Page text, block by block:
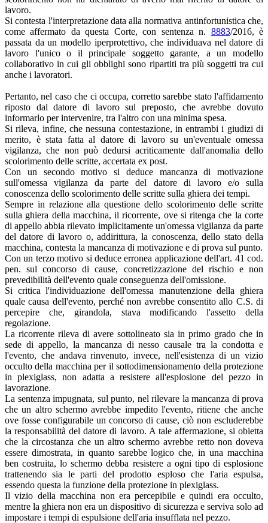
lavoro.
Si contesta l'interpretazione data alla normativa antinfortunistica che,
come affermato da questa Corte, con sentenza n. 8883/2016, è
passata da un modello iperprotettivo, che individuava nel datore di
lavoro l'unico o il principale soggetto garante, a un modello
collaborativo in cui gli obblighi sono ripartiti tra più soggetti tra cui
anche i lavoratori.
Pertanto, nel caso che ci occupa, corretto sarebbe stato l'affidamento
riposto dal datore di lavoro sul preposto, che avrebbe dovuto
informarlo per intervenire, tra l'altro con una minima spesa.
Si rileva, infine, che nessuna contestazione, in entrambi i giudizi di
merito, è stata fatta al datore di lavoro su un'eventuale omessa
vigilanza, che non può dedursi acriticamente dall'anomalia dello
scolorimento delle scritte, accertata ex post.
Con un secondo motivo si deduce mancanza di motivazione
sull'omessa vigilanza da parte del datore di lavoro e/o sulla
conoscenza dello scolorimento delle scritte sulla ghiera dei tempi.
Sempre in relazione alla questione dello scolorimento delle scritte
sulla ghiera della macchina, il ricorrente, ove si ritenga che la corte
di appello abbia rilevato implicitamente un'omessa vigilanza da parte
del datore di lavoro o, addirittura, la conoscenza, dello stato della
macchina, contesta la mancanza di motivazione e di prova sul punto.
Con un terzo motivo si deduce erronea applicazione dell'art. 41 cod.
pen. sul concorso di cause, concretizzazione del rischio e non
prevedibilità dell'evento quale conseguenza dell'omissione.
Si critica l'individuazione dell'omessa manutenzione della ghiera
quale causa dell'evento, perché non avrebbe consentito allo C.S. di
percepire che, girandola, stava modificando l'assetto della
regolazione.
La ricorrente rileva di avere sottolineato sia in primo grado che in
sede di appello, la mancanza di nesso causale tra la condotta e
l'evento, che andava rinvenuto, invece, nell'esistenza di un vizio
occulto della macchina per il sottodimensionamento della protezione
in plexiglass, non adatta a resistere all'esplosione del pezzo in
lavorazione.
La sentenza impugnata, sul punto, nel rilevare la mancanza di prova
che un altro schermo avrebbe impedito l'evento, ritiene che anche
ove fosse configurabile un concorso di cause, ciò non escluderebbe
la responsabilità del datore di lavoro. A tale affermazione, si obietta
che la circostanza che un altro schermo avrebbe retto non doveva
essere dimostrata, in quanto sarebbe logico che, in una macchina
ben costruita, lo schermo debba resistere a ogni tipo di esplosione
trattenendo sia le parti del prodotto esploso che l'aria espulsa,
essendo questa la funzione della protezione in plexiglass.
Il vizio della macchina non era percepibile e quindi era occulto,
mentre la ghiera non era un dispositivo di sicurezza e serviva solo ad
impostare i tempi di espulsione dell'aria insufflata nel pezzo.